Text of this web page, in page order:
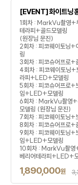
[EVENT] 화이트닝
1회차 : MarkVu촬영+
테라피+골드모델링
(원장님 문진)
2회차 : 피코웨이토닝
링
3회차 : 피코슈어프로
4회차 : 피코웨이토닝+
라피+LED+모델링
5회차 : 피코슈어프로+
임+LED+모델링
6회차 : MarkVu촬영
모델링 (원장님 문진)
7회차 : 피코웨이토닝
8회차 : 피코슈어프로
9회차 : 피코웨이토닝+
임+LED+모델링
10회차 : MarkVu촬영
베리어테라피+LED+
1,890,000원